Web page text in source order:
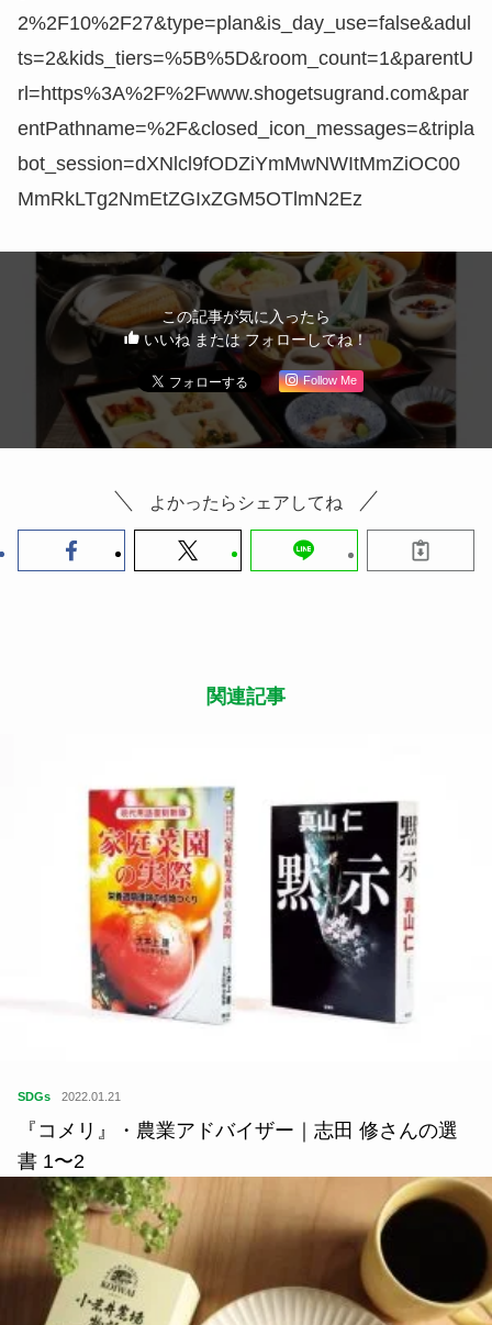
2%2F10%2F27&type=plan&is_day_use=false&adul
ts=2&kids_tiers=%5B%5D&room_count=1&parentU
rl=https%3A%2F%2Fwww.shogetsugrand.com&par
entPathname=%2F&closed_icon_messages=&tripla
bot_session=dXNlcl9fODZiYmMwNWItMmZiOC00
MmRkLTg2NmEtZGIxZGM5OTlmN2Ez
この記事が気に入ったら
いいね または フォローしてね！
Follow Me
よかったらシェアしてね
関連記事
SDGs 2022.01.21
『コメリ』・農業アドバイザー｜志田 修さんの選
書 1〜2